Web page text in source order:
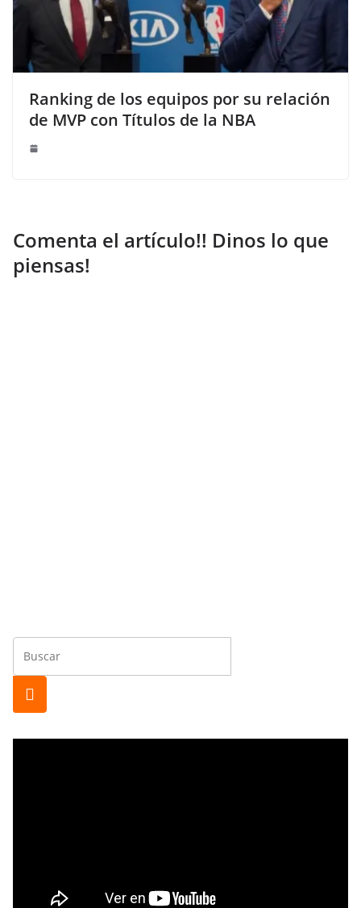
Ranking de los equipos por su relación
de MVP con Títulos de la NBA
Comenta el artículo!! Dinos lo que
piensas!